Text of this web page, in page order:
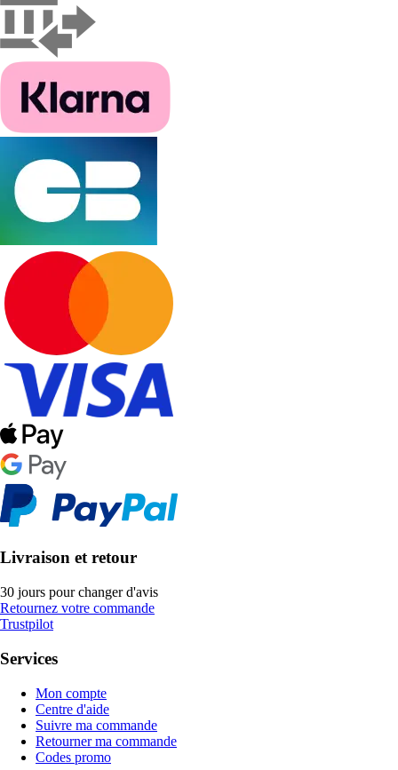
Livraison et retour
30 jours pour changer d'avis
Retournez votre commande
Trustpilot
Services
Mon compte
Centre d'aide
Suivre ma commande
Retourner ma commande
Codes promo